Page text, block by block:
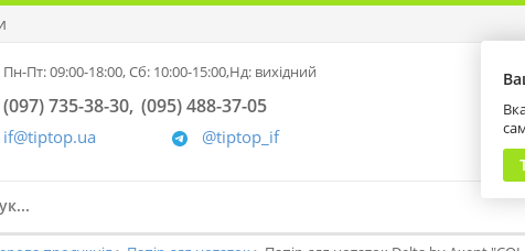
Пн-Пт: 09:00-18:00,Сб: 10:00-15:00,Нд: вихідний
(097) 735-38-30 (095) 488-37-05
@tiptop_if
if@tiptop.ua